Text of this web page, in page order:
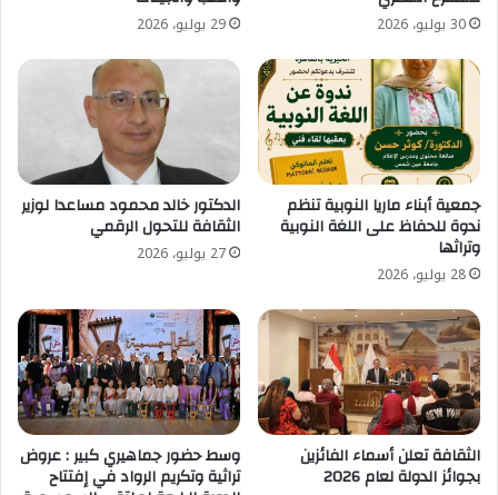
30 يوليو، 2026 29 يوليو، 2026
جمعية أبناء ماريا النوبية تنظم
ندوة للحفاظ على اللغة النوبية
وتراثها
28 يوليو، 2026
الدكتور خالد محمود مساعدا لوزير
الثقافة للتحول الرقمي
27 يوليو، 2026
الثقافة تعلن أسماء الفائزين
بجوائز الدولة لعام 2026
وسط حضور جماهيري كبير : عروض
تراثية وتكريم الرواد في إفتتاح